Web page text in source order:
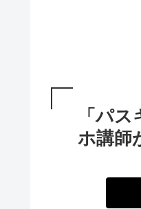
「パ
ホ講師